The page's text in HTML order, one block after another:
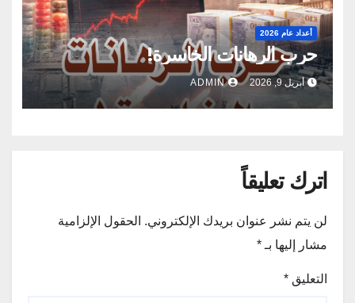
أعداد عام 2026
حرب الرهانات الخاسرة!
أبريل 9, 2026 ADMIN
اترك تعليقاً
لن يتم نشر عنوان بريدك الإلكتروني. الحقول الإلزامية
مشار إليها بـ *
التعليق *